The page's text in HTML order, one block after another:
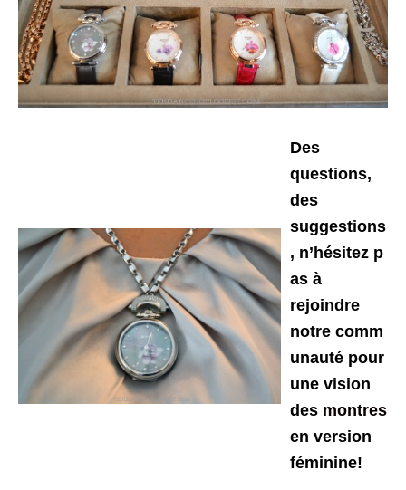
Des
questions,
des
suggestions
, n’hésitez p
as à
rejoindre
notre comm
unauté pour
une vision
des montres
en version
féminine!